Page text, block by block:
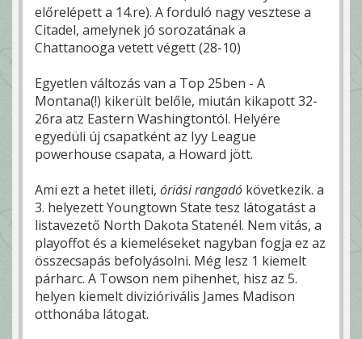
előrelépett a 14.re). A forduló nagy vesztese a
Citadel, amelynek jó sorozatának a
Chattanooga vetett végett (28-10)
Egyetlen változás van a Top 25ben - A
Montana(!) kikerült belőle, miután kikapott 32-
26ra atz Eastern Washingtontól. Helyére
egyedüli új csapatként az Iyy League
powerhouse csapata, a Howard jött.
Ami ezt a hetet illeti, óriási rangadó következik. a
3. helyezett Youngtown State tesz látogatást a
listavezető North Dakota Statenél. Nem vitás, a
playoffot és a kiemeléseket nagyban fogja ez az
összecsapás befolyásolni. Még lesz 1 kiemelt
párharc. A Towson nem pihenhet, hisz az 5.
helyen kiemelt diviziórivális James Madison
otthonába látogat.